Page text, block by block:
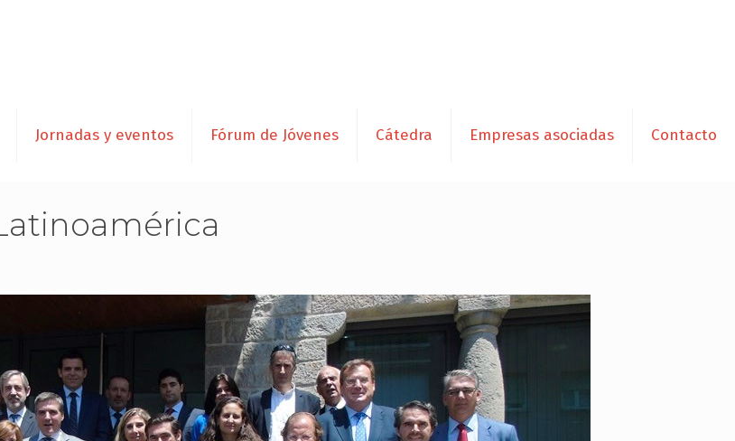
Jornadas y eventos Fórum de Jóvenes Cátedra Empresas asociadas Contacto